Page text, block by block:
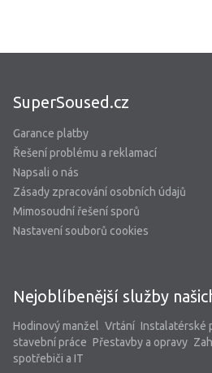
SuperSoused.cz
Garance platby
Řešení problému a reklamací
Napsali o nás
Zásady zpracování osobních údajů
Mimosoudní řešení sporů
Nastavení souborů cookies
Nejoblíbenější služby
Hodinový manžel Vrtání Instalatérské
stavební práce Přestavby a opravy
spotřebiči a IT